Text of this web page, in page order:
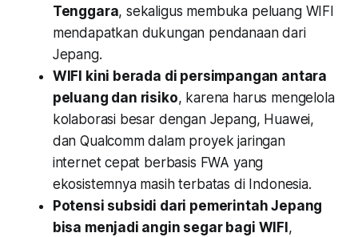
Tenggara, sekaligus membuka peluang WIFI
mendapatkan dukungan pendanaan dari
Jepang.
WIFI kini berada di persimpangan antara
peluang dan risiko, karena harus mengelola
kolaborasi besar dengan Jepang, Huawei,
dan Qualcomm dalam proyek jaringan
internet cepat berbasis FWA yang
ekosistemnya masih terbatas di Indonesia.
Potensi subsidi dari pemerintah Jepang
bisa menjadi angin segar bagi WIFI ,